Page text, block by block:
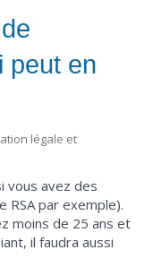
peut en
légale et
vous avez des
RSA par exemple).
moins de 25 ans et
il faudra aussi